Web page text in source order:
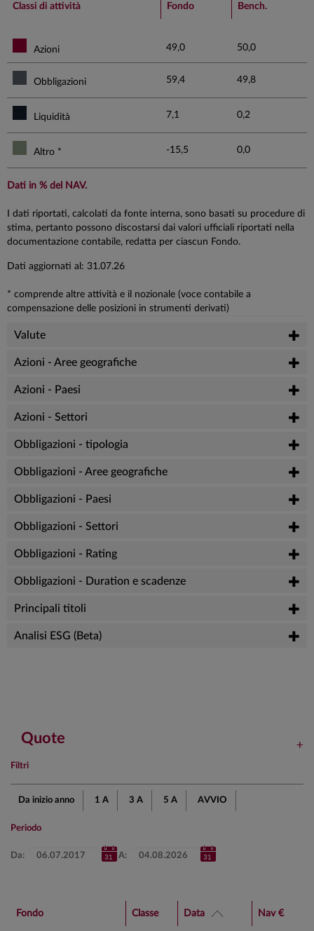
Classi di attività Fondo Bench.
Azioni 49,0 50,0
Obbligazioni 59,4 49,8
Liquidità 7,1 0,2
Altro * -15,5 0,0
Dati in % del NAV.
I dati riportati, calcolati da fonte interna, sono basati su procedure di
stima, pertanto possono discostarsi dai valori ufficiali riportati nella
documentazione contabile, redatta per ciascun Fondo.
Dati aggiornati al: 31.07.26
* comprende altre attività e il nozionale (voce contabile a
compensazione delle posizioni in strumenti derivati)
Valute
Azioni - Aree geografiche
Azioni - Paesi
Azioni - Settori
Obbligazioni - tipologia
Obbligazioni - Aree geografiche
Obbligazioni - Paesi
Obbligazioni - Settori
Obbligazioni - Rating
Obbligazioni - Duration e scadenze
Principali titoli
Analisi ESG (Beta)
Quote
Filtri
Da inizio anno 1 A 3 A 5 A AVVIO
Periodo
Da: A:
Fondo Classe Data Nav €